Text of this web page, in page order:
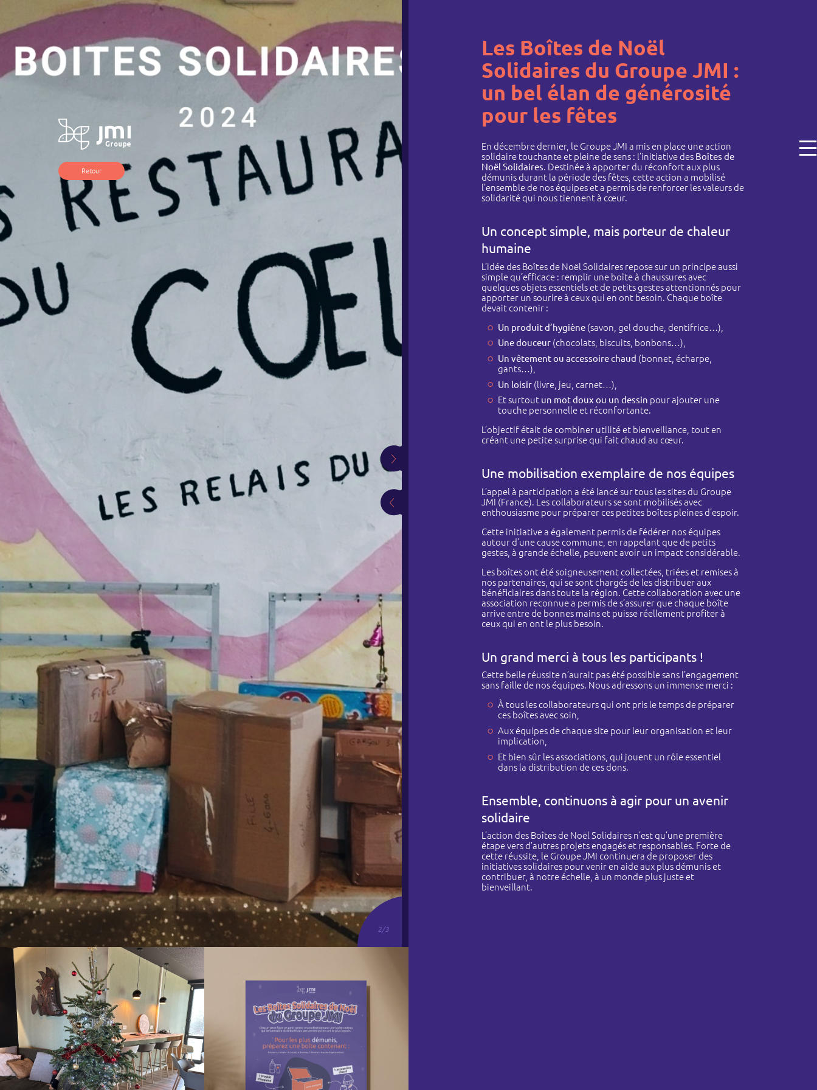
2/3
Retour
Les Boîtes de Noël
Solidaires du Groupe JMI :
un bel élan de générosité
pour les fêtes
En décembre dernier, le Groupe JMI a mis en place une action
solidaire touchante et pleine de sens : l’initiative des Boîtes de
Noël Solidaires. Destinée à apporter du réconfort aux plus
démunis durant la période des fêtes, cette action a mobilisé
l’ensemble de nos équipes et a permis de renforcer les valeurs de
solidarité qui nous tiennent à cœur.
Un concept simple, mais porteur de chaleur
humaine
L’idée des Boîtes de Noël Solidaires repose sur un principe aussi
simple qu’efficace : remplir une boîte à chaussures avec
quelques objets essentiels et de petits gestes attentionnés pour
apporter un sourire à ceux qui en ont besoin. Chaque boîte
devait contenir :
Un produit d’hygiène (savon, gel douche, dentifrice…),
Une douceur (chocolats, biscuits, bonbons…),
Un vêtement ou accessoire chaud (bonnet, écharpe,
gants…),
Un loisir (livre, jeu, carnet…),
Et surtout un mot doux ou un dessin pour ajouter une
touche personnelle et réconfortante.
L’objectif était de combiner utilité et bienveillance, tout en
créant une petite surprise qui fait chaud au cœur.
Une mobilisation exemplaire de nos équipes
L’appel à participation a été lancé sur tous les sites du Groupe
JMI (France). Les collaborateurs se sont mobilisés avec
enthousiasme pour préparer ces petites boîtes pleines d’espoir.
Cette initiative a également permis de fédérer nos équipes
autour d’une cause commune, en rappelant que de petits
gestes, à grande échelle, peuvent avoir un impact considérable.
Les boîtes ont été soigneusement collectées, triées et remises à
nos partenaires, qui se sont chargés de les distribuer aux
bénéficiaires dans toute la région. Cette collaboration avec une
association reconnue a permis de s’assurer que chaque boîte
arrive entre de bonnes mains et puisse réellement profiter à
ceux qui en ont le plus besoin.
Un grand merci à tous les participants !
Cette belle réussite n’aurait pas été possible sans l’engagement
sans faille de nos équipes. Nous adressons un immense merci :
À tous les collaborateurs qui ont pris le temps de préparer
ces boîtes avec soin,
Aux équipes de chaque site pour leur organisation et leur
implication,
Et bien sûr les associations, qui jouent un rôle essentiel
dans la distribution de ces dons.
Ensemble, continuons à agir pour un avenir
solidaire
L’action des Boîtes de Noël Solidaires n’est qu’une première
étape vers d’autres projets engagés et responsables. Forte de
cette réussite, le Groupe JMI continuera de proposer des
initiatives solidaires pour venir en aide aux plus démunis et
contribuer, à notre échelle, à un monde plus juste et
bienveillant.
Qui sommes-nous ?
Nos sociétés
Actualités
Recrutement
Contact